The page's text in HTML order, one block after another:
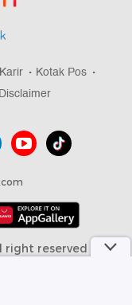
Karir
Kotak Pos
Disclaimer
right reserved